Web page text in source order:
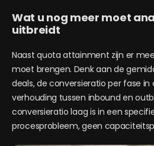
Wat u nog meer moet
uitbreidt
Naast quota attainment zijn er
moet brengen. Denk aan de
deals, de conversieratio per fase in
verhouding tussen inbound en
conversieratio laag is in een
procesprobleem, geen